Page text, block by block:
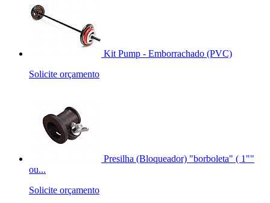
Kit Pump - Emborrachado (PVC)
Solicite orçamento
Presilha (Bloqueador) "borboleta" ( 1""
ou...
Solicite orçamento